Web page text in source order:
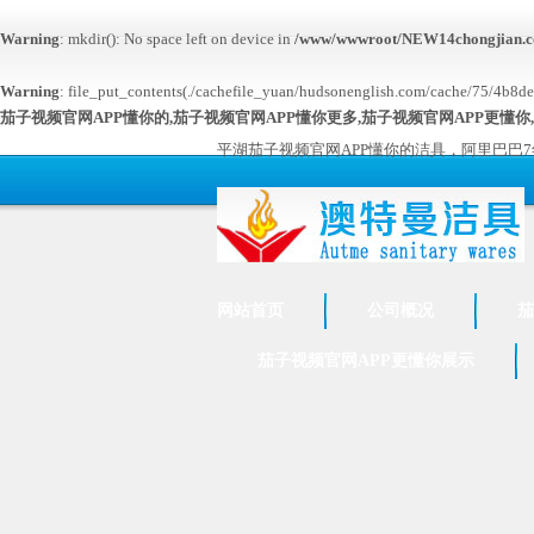
Warning: mkdir(): No space left on device in/www/wwwroot/
Warning: file_put_contents(./cachefile_yuan/hudsonenglish.com/cache/75/
茄子视频官网APP懂你的,茄子视频官网APP懂你更多,茄子视频官网APP更懂
平湖茄子视频官网APP懂你的洁具，阿里巴巴